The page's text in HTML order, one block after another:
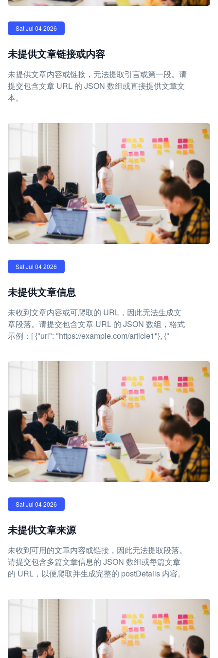
Sat Jul 04 2026
未提供文章链接或内容
未提供文章内容或链接，无法提取引言或第一段。请
提交包含文章 URL 的 JSON 数组或直接提供文章文
本。
Sat Jul 04 2026
未提供文章信息
未收到文章内容或可爬取的 URL，因此无法生成文
章段落。请提交包含文章 URL 的 JSON 数组，格式
示例：[ {"url": "https://example.com/article1"}, {"
Sat Jul 04 2026
未提供文章来源
未收到可用的文章内容或链接，因此无法提取段落。
请提交包含多篇文章信息的 JSON 数组或每篇文章
的 URL，以便爬取并生成完整的 postDetails 内容。